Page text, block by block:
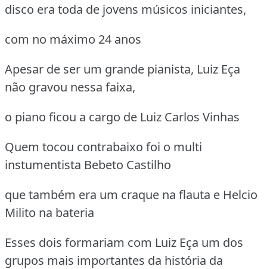
disco era toda de jovens músicos iniciantes,
com no máximo 24 anos
Apesar de ser um grande pianista, Luiz Eça
não gravou nessa faixa,
o piano ficou a cargo de Luiz Carlos Vinhas
Quem tocou contrabaixo foi o multi
instumentista Bebeto Castilho
que também era um craque na flauta e Helcio
Milito na bateria
Esses dois formariam com Luiz Eça um dos
grupos mais importantes da história da